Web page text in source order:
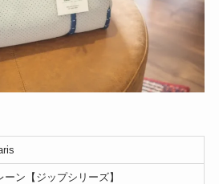
ーン【ジップシリーズ】